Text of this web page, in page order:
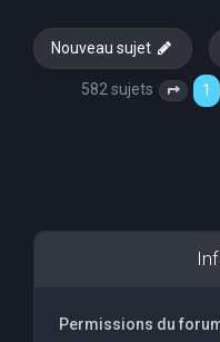
Nouveau sujet
582 sujets Page 1
1
Permissions du